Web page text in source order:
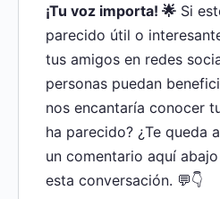
¡Tu voz importa! 🌟 Si
parecido útil o
tus amigos en redes
personas puedan
nos encantaría conocer
ha parecido? ¿Te queda
un comentario aquí
esta conversación. 💬👇